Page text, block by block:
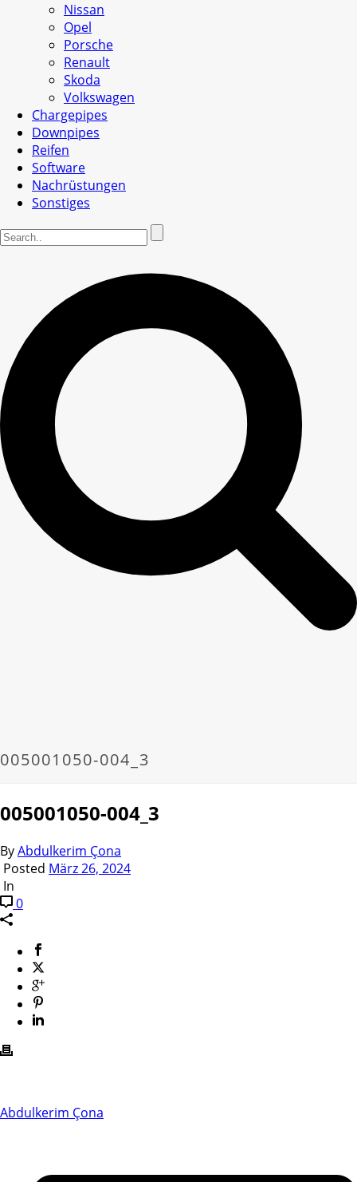
Nissan
Opel
Porsche
Renault
Skoda
Volkswagen
Chargepipes
Downpipes
Reifen
Software
Nachrüstungen
Sonstiges
005001050-004_3
005001050-004_3
ByAbdulkerim Çona
Posted März 26, 2024
In
0
Abdulkerim Çona